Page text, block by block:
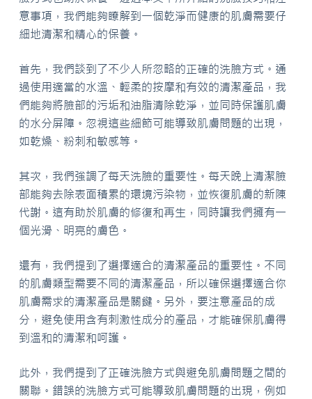
意事項，我們能夠瞭解到一個乾淨而健康的肌膚需要仔
細地清潔和精心的保養。
首先，我們談到了不少人所忽略的正確的洗臉方式。通
過使用適當的水溫、輕柔的按摩和有效的清潔產品，我
們能夠將臉部的污垢和油脂清除乾淨，並同時保護肌膚
的水分屏障。忽視這些細節可能導致肌膚問題的出現，
如乾燥、粉刺和敏感等。
其次，我們強調了每天洗臉的重要性。每天晚上清潔臉
部能夠去除表面積累的環境污染物，並恢復肌膚的新陳
代謝。這有助於肌膚的修復和再生，同時讓我們擁有一
個光滑、明亮的膚色。
還有，我們提到了選擇適合的清潔產品的重要性。不同
的肌膚類型需要不同的清潔產品，所以確保選擇適合你
肌膚需求的清潔產品是關鍵。另外，要注意產品的成
分，避免使用含有刺激性成分的產品，才能確保肌膚得
到溫和的清潔和呵護。
此外，我們提到了正確洗臉方式與避免肌膚問題之間的
關聯。錯誤的洗臉方式可能導致肌膚問題的出現，例如